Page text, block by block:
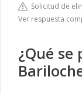
Solicitud de
Ver respuesta
¿Qué se